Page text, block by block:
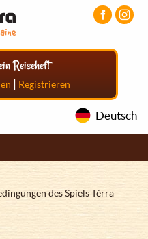
Reiseheft
| Registrieren
Deutsch
des Spiels Tèrra